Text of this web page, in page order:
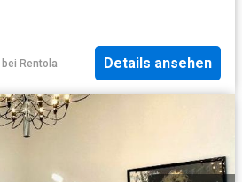
bei Rentola Details ansehen